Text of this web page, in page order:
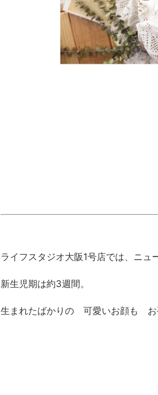
ライフスタジオ大阪1号店では、ニュ
新生児期は約3週間。
生まれたばかりの 可愛いお顔も